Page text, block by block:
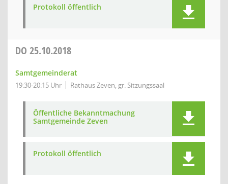
Protokoll öffentlich
DO 25.10.2018
Samtgemeinderat
19:30-20:15 Uhr Rathaus Zeven, gr. Sitzungssaal
Öffentliche Bekanntmachung
Samtgemeinde Zeven
Protokoll öffentlich